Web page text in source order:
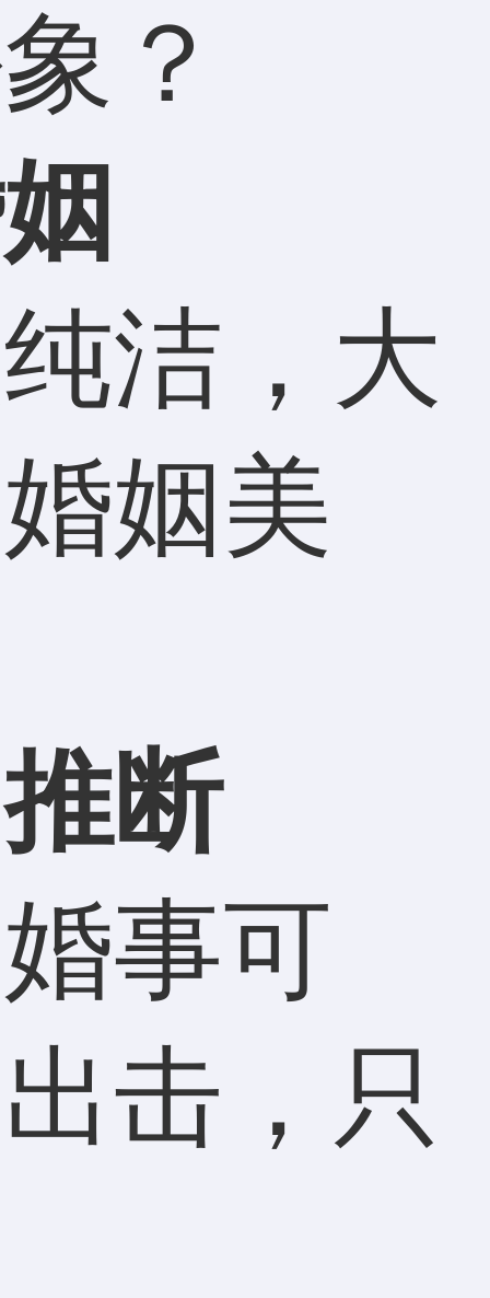
？
洁，大
姻美
断
事可
击，只